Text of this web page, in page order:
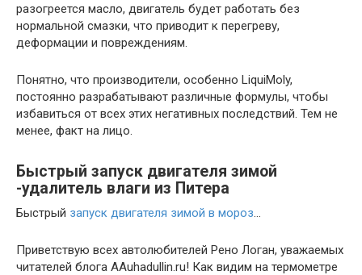
разогреется масло, двигатель будет работать без
нормальной смазки, что приводит к перегреву,
деформации и повреждениям.
Понятно, что производители, особенно LiquiMoly,
постоянно разрабатывают различные формулы, чтобы
избавиться от всех этих негативных последствий. Тем не
менее, факт на лицо.
Быстрый запуск двигателя зимой
-удалитель влаги из Питера
Быстрый запуск двигателя зимой в мороз…
Приветствую всех автолюбителей Рено Логан, уважаемых
читателей блога AAuhadullin.ru! Как видим на термометре